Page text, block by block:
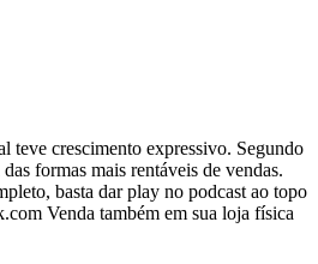
teve crescimento expressivo. Segundo
formas mais rentáveis de vendas.
basta dar play no podcast ao topo
Venda também em sua loja física